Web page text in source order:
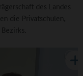
des Landes
die Privatschulen,